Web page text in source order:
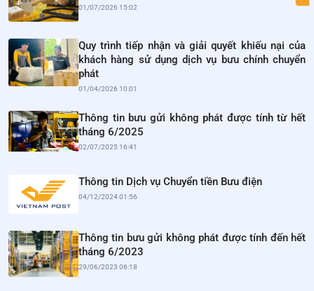
01/07/2026 15:02
Quy trình tiếp nhận và giải quyết khiếu nại của
khách hàng sử dụng dịch vụ bưu chính chuyển
phát
01/04/2026 10:01
Thông tin bưu gửi không phát được tính từ hết
tháng 6/2025
02/07/2025 16:41
Thông tin Dịch vụ Chuyển tiền Bưu điện
04/12/2024 01:56
Thông tin bưu gửi không phát được tính đến hết
tháng 6/2023
29/06/2023 06:18